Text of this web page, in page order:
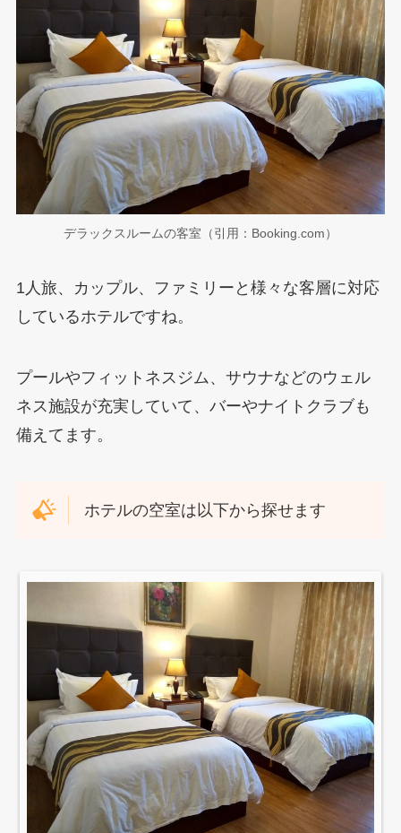
デラックスルームの客室（引用：Booking.com）
1人旅、カップル、ファミリーと様々な客層に対応
しているホテルですね。
プールやフィットネスジム、サウナなどのウェル
ネス施設が充実していて、バーやナイトクラブも
備えてます。
ホテルの空室は以下から探せます